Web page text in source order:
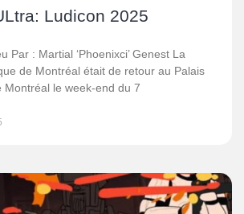
Ludicon 2025
Par : Martial ‘Phoenixci’ Genest La
de Montréal était de retour au Palais
Montréal le week-end du 7